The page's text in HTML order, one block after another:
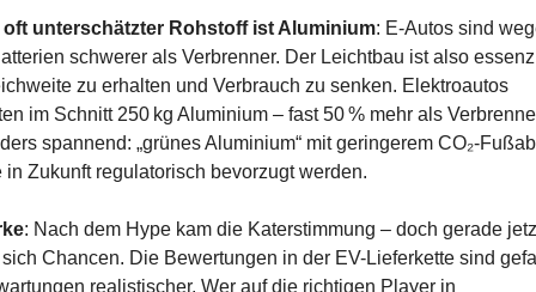
oft unterschätzter Rohstoff ist Aluminium: E‑Autos sind
schwerer als Verbrenner. Der Leichtbau ist also
zu erhalten und Verbrauch zu senken. Elektroautos
im Schnitt 250 kg Aluminium – fast 50 % mehr als
spannend: „grünes Aluminium“ mit geringerem CO₂-
in Zukunft regulatorisch bevorzugt werden.
: Nach dem Hype kam die Katerstimmung – doch gerade
Chancen. Die Bewertungen in der EV-Lieferkette sind
realistischer. Wer auf die richtigen Player in